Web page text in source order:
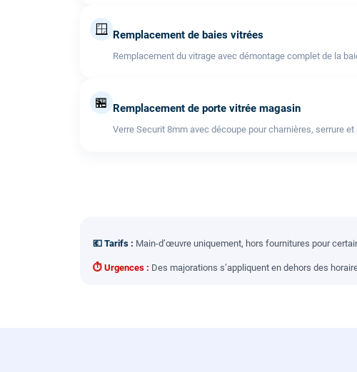
🪟 Remplacement de baies vitrées
Remplacement du vitrage avec démontage complet de la
🏪 Remplacement de porte vitrée magasin
Verre Securit 8mm avec découpe pour charnières, serrure et
💶 Tarifs : Main-d’œuvre uniquement, hors fournitures pour
⏱ Urgences : Des majorations s’appliquent en dehors des